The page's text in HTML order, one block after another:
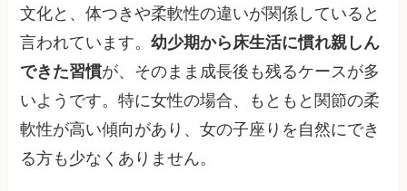
文化と、体つきや柔軟性の違いが関係していると
言われています。幼少期から床生活に慣れ親しん
できた習慣が、そのまま成長後も残るケースが多
いようです。特に女性の場合、もともと関節の柔
軟性が高い傾向があり、女の子座りを自然にでき
る方も少なくありません。